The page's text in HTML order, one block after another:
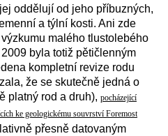
oddělují od jeho příbuzných,
a týlní kosti. Ani zde
malého tlustolebého
byla totiž pětičlenným
kompletní revize rodu
že se skutečně jedná o
platný rod a druh), pocházející
ke geologickému souvrství Foremost
přesně datovaným